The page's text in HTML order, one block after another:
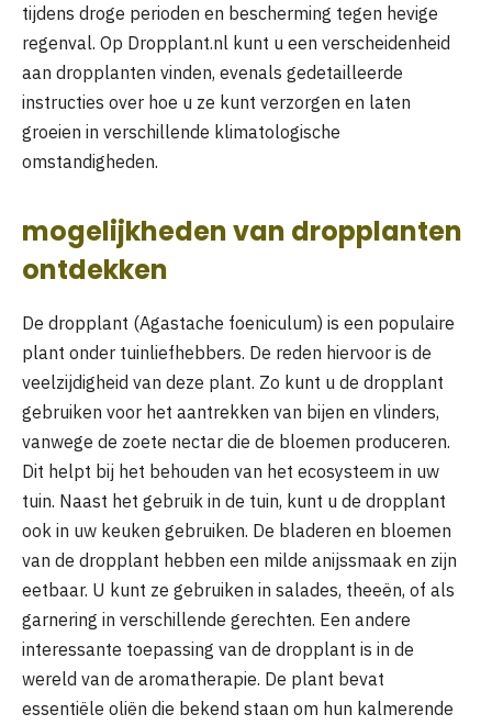
tijdens droge perioden en bescherming tegen hevige
regenval. Op Dropplant.nl kunt u een verscheidenheid
aan dropplanten vinden, evenals gedetailleerde
instructies over hoe u ze kunt verzorgen en laten
groeien in verschillende klimatologische
omstandigheden.
mogelijkheden van dropplanten
ontdekken
De dropplant (Agastache foeniculum) is een populaire
plant onder tuinliefhebbers. De reden hiervoor is de
veelzijdigheid van deze plant. Zo kunt u de dropplant
gebruiken voor het aantrekken van bijen en vlinders,
vanwege de zoete nectar die de bloemen produceren.
Dit helpt bij het behouden van het ecosysteem in uw
tuin. Naast het gebruik in de tuin, kunt u de dropplant
ook in uw keuken gebruiken. De bladeren en bloemen
van de dropplant hebben een milde anijssmaak en zijn
eetbaar. U kunt ze gebruiken in salades, theeën, of als
garnering in verschillende gerechten. Een andere
interessante toepassing van de dropplant is in de
wereld van de aromatherapie. De plant bevat
essentiële oliën die bekend staan om hun kalmerende